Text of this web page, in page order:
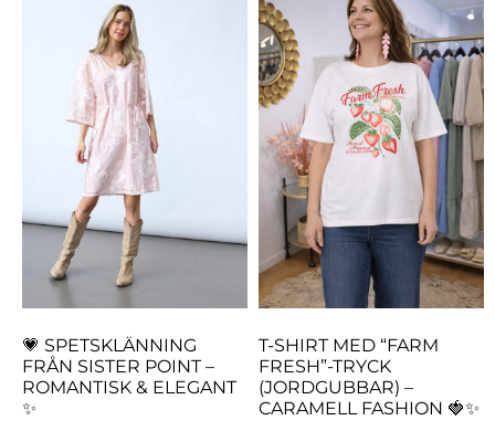
💗 SPETSKLÄNNING
FRÅN SISTER POINT –
ROMANTISK & ELEGANT
✨
T-SHIRT MED “FARM
FRESH”-TRYCK
(JORDGUBBAR) –
CARAMELL FASHION 🍓✨